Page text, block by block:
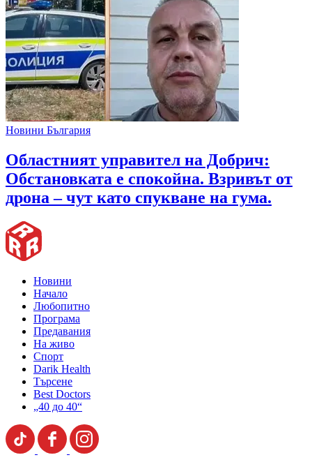
Новини България
Областният управител на Добрич:
Обстановката е спокойна. Взривът от
дрона – чут като спукване на гума.
Новини
Начало
Любопитно
Програма
Предавания
На живо
Спорт
Darik Health
Търсене
Best Doctors
„40 до 40“